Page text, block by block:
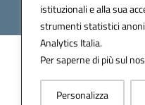
istituzionali e alla sua
strumenti statistici
Analytics Italia.
Per saperne di più sul
Personalizza